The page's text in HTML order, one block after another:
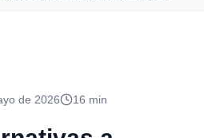
de 2026 16 min